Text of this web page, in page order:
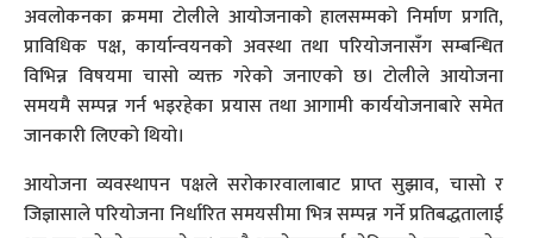
अवलोकनका क्रममा टोलीले आयोजनाको हालसम्मको निर्माण प्रगति,
प्राविधिक पक्ष, कार्यान्वयनको अवस्था तथा परियोजनासँग सम्बन्धित
विभिन्न विषयमा चासो व्यक्त गरेको जनाएको छ। टोलीले आयोजना
समयमै सम्पन्न गर्न भइरहेका प्रयास तथा आगामी कार्ययोजनाबारे समेत
जानकारी लिएको थियो।
आयोजना व्यवस्थापन पक्षले सरोकारवालाबाट प्राप्त सुझाव, चासो र
जिज्ञासाले परियोजना निर्धारित समयसीमा भित्र सम्पन्न गर्ने प्रतिबद्धतालाई